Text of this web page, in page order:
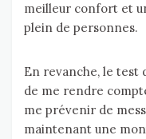
meilleur confort et
plein de personnes.
En revanche, le test
de me rendre
me prévenir de
maintenant une